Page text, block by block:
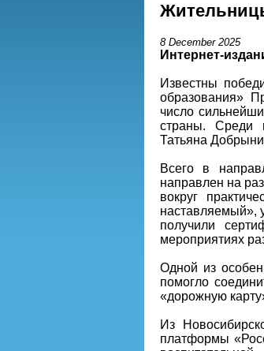
8 December 2025
Интернет-
Известны
образования»
число
страны. Среди
Татьяна
Всего в
направлен на
вокруг
наставляемый»,
получили
мероприятиях
Одной из
помогло
«дорожную
Из
платформы